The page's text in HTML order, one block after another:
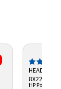
HEADSET
8X228A6
HP Poly